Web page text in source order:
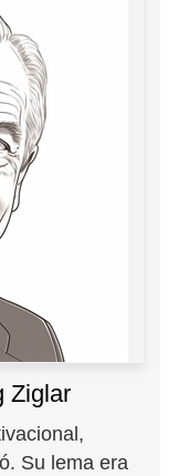
Ziglar
Su lema era